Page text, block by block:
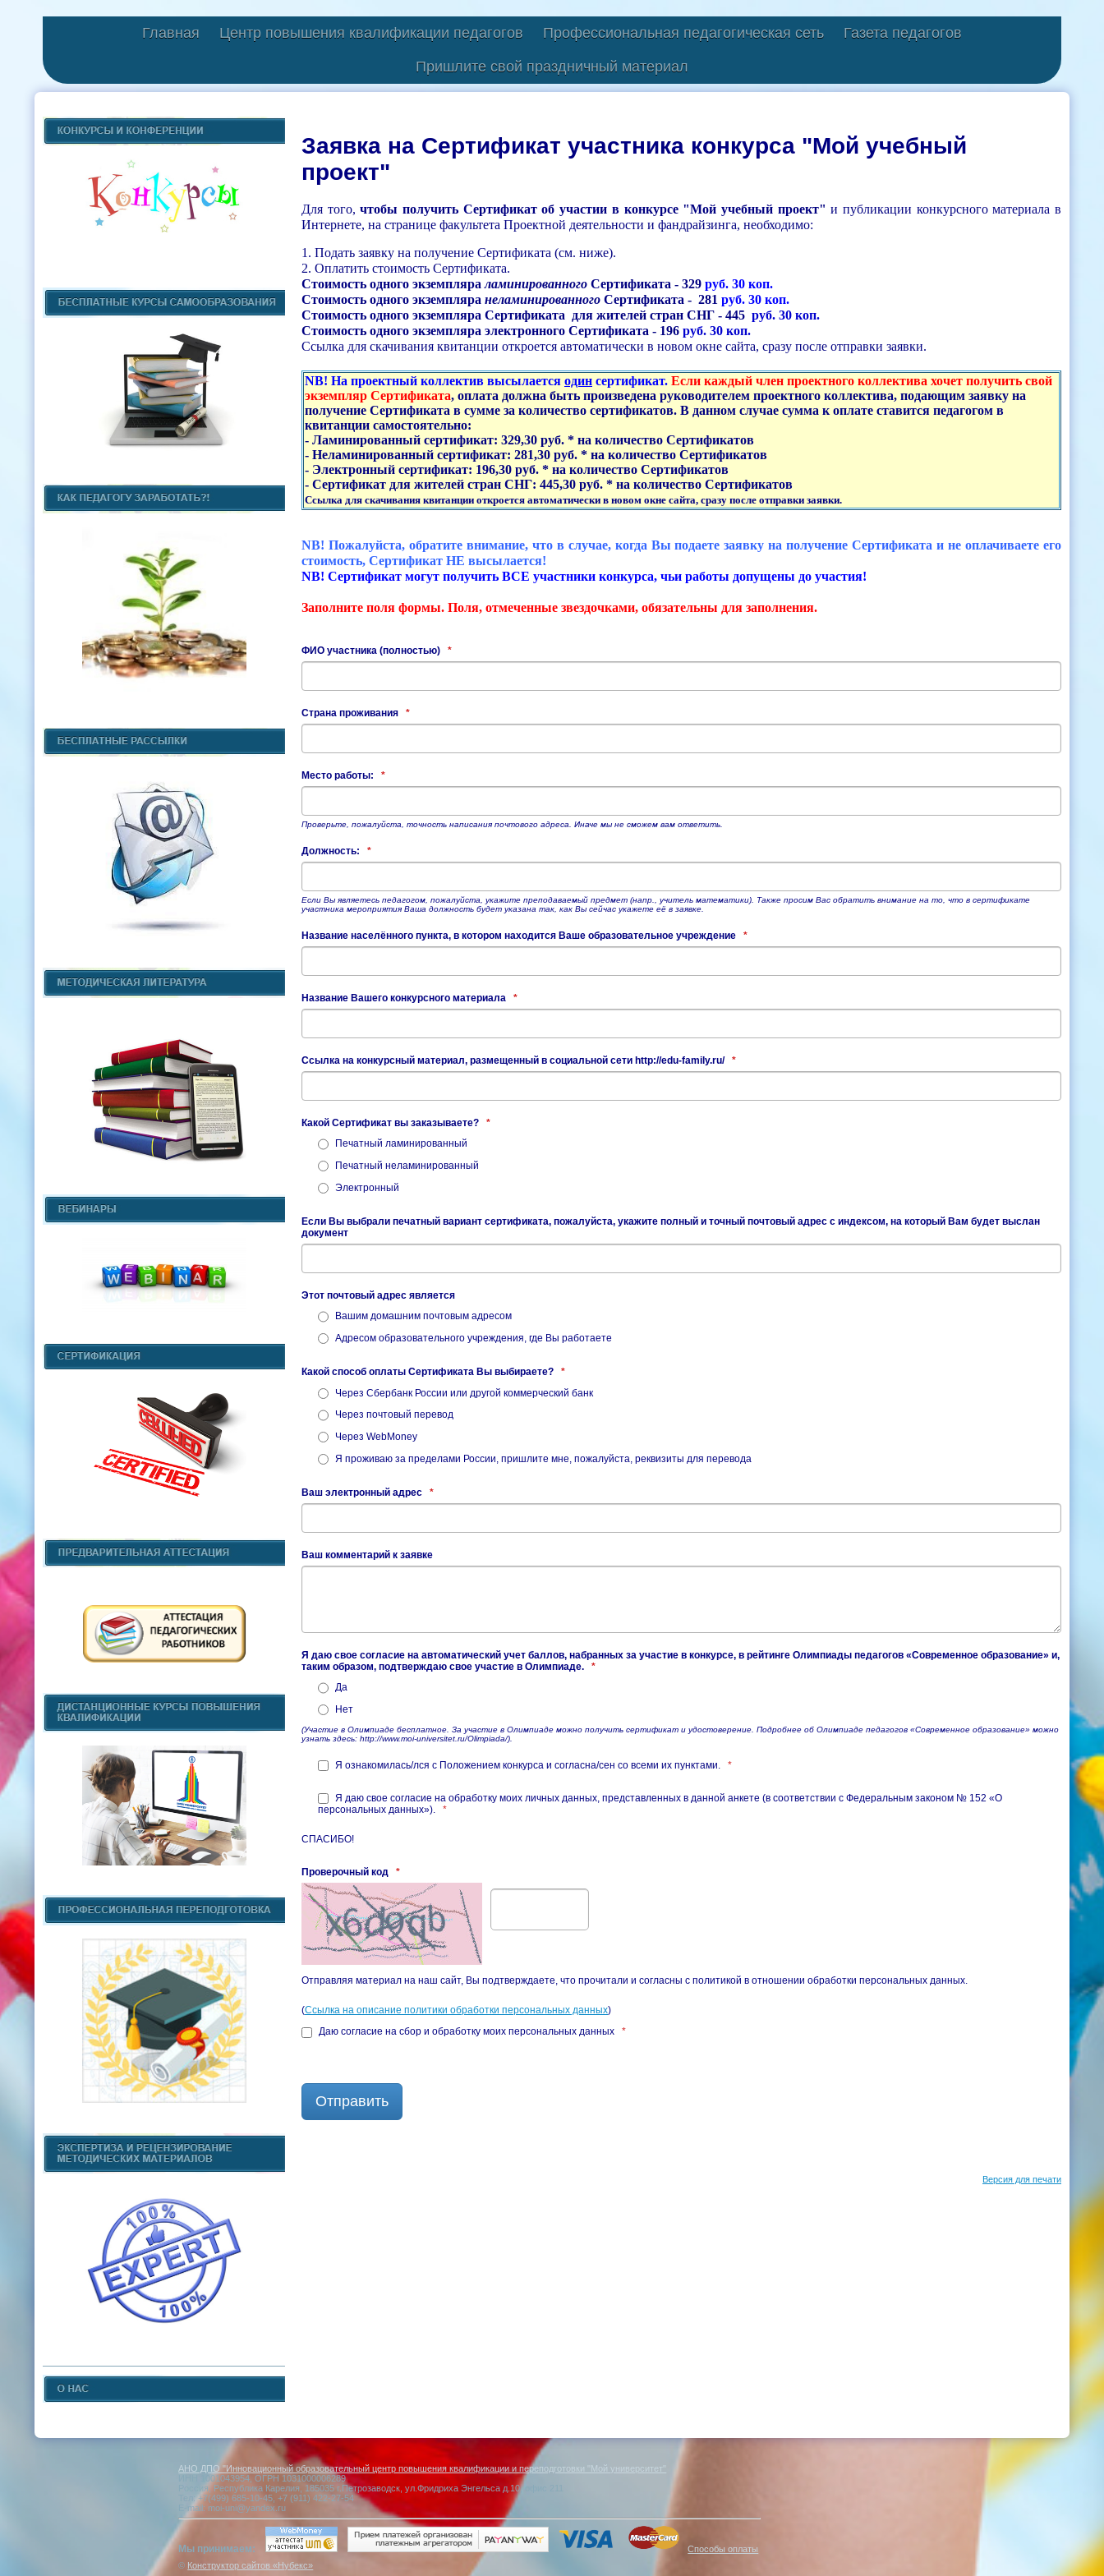
Главная Центр повышения квалификации педагогов Профессиональная педагогическая сеть Газета педагогов
Пришлите свой праздничный материал
Заявка на Сертификат участника конкурса "Мой учебный
проект"
Для того,чтобы получить Сертификат об участии в конкурсе "Мой учебный проект"и публикации конкурсного материала в
Интернете, на странице факультета Проектной деятельности и фандрайзинга, необходимо:
1. Подать заявку на получение Сертификата (см. ниже).
2. Оплатить стоимость Сертификата.
Стоимость одного экземпляраламинированного Сертификата - 329 руб. 30 коп.
Стоимость одного экземпляра неламинированного Сертификата - 281 руб. 30 коп.
Стоимость одного экземпляра Сертификата для жителей стран СНГ - 445 руб. 30 коп.
Стоимость одного экземпляра электронного Сертификата - 196 руб. 30 коп.
Ссылка для скачивания квитанции откроется автоматически в новом окне сайта, сразу после отправки заявки.
NB! На проектный коллектив высылается один сертификат. Если каждый член проектного коллектива хочет получить свой
экземпляр Сертификата, оплата должна быть произведена руководителем проектного коллектива, подающим заявку на
получение Сертификата в сумме за количество сертификатов. В данном случае сумма к оплате ставится педагогом в
квитанции самостоятельно:
- Ламинированный сертификат: 329,30 руб. * на количество Сертификатов
- Неламинированный сертификат: 281,30 руб. * на количество Сертификатов
- Электронный сертификат: 196,30 руб. * на количество Сертификатов
- Сертификат для жителей стран СНГ: 445,30 руб. * на количество Сертификатов
Ссылка для скачивания квитанции откроется автоматически в новом окне сайта, сразу после отправки заявки.
NB! Пожалуйста, обратите внимание, что в случае, когда Вы подаете заявку на получение Сертификата и не оплачиваете его
стоимость, Сертификат НЕ высылается!
NB! Сертификат могут получить ВСЕ участники конкурса, чьи работы допущены до участия!
Заполните поля формы. Поля, отмеченные звездочками, обязательны для заполнения.
ФИО участника (полностью) *
Страна проживания *
Место работы: *
Проверьте, пожалуйста, точность написания почтового адреса. Иначе мы не сможем вам ответить.
Должность: *
Если Вы являетесь педагогом, пожалуйста, укажите преподаваемый предмет (напр., учитель математики). Также просим Вас обратить внимание на то, что в сертификате
участника мероприятия Ваша должность будет указана так, как Вы сейчас укажете её в заявке.
Название населённого пункта, в котором находится Ваше образовательное учреждение *
Название Вашего конкурсного материала *
Ссылка на конкурсный материал, размещенный в социальной сети http://edu-family.ru/ *
Какой Сертификат вы заказываете?
*
Печатный ламинированный
Печатный неламинированный
Электронный
Если Вы выбрали печатный вариант сертификата, пожалуйста, укажите полный и точный почтовый адрес с индексом, на который Вам будет выслан
документ
Этот почтовый адрес является
Вашим домашним почтовым адресом
Адресом образовательного учреждения, где Вы работаете
Какой способ оплаты Сертификата Вы выбираете?
*
Через Сбербанк России или другой коммерческий банк
Через почтовый перевод
Через WebMoney
Я проживаю за пределами России, пришлите мне, пожалуйста, реквизиты для перевода
Ваш электронный адрес *
Ваш комментарий к заявке
Я даю свое согласие на автоматический учет баллов, набранных за участие в конкурсе, в рейтинге Олимпиады педагогов «Современное образование» и,
таким образом, подтверждаю свое участие в Олимпиаде.
*
Да
Нет
(Участие в Олимпиаде бесплатное. За участие в Олимпиаде можно получить сертификат и удостоверение. Подробнее об Олимпиаде педагогов «Современное образование» можно
узнать здесь: http://www.moi-universitet.ru/Olimpiada/).
Я ознакомилась/лся с Положением конкурса и согласна/сен со всеми их пунктами. *
Я даю свое согласие на обработку моих личных данных, представленных в данной анкете (в соответствии с Федеральным законом № 152 «О
персональных данных»).
*
СПАСИБО!
Проверочный код *
Отправляя материал на наш сайт, Вы подтверждаете, что прочитали и согласны с политикой в отношении обработки персональных данных.
(Ссылка на описание политики обработки персональных данных)
Даю согласие на сбор и обработку моих персональных данных
*
Отправить
Версия для печати
АНО ДПО "Инновационный образовательный центр повышения квалификации и переподготовки "Мой университет"
ИНН 1001043954, ОГРН 1031000006289
Россия, Республика Карелия, 185035 г.Петрозаводск, ул.Фридриха Энгельса д.10, офис 211
Тел: +7(499) 685-10-45, +7 (911) 422-27-54
E-mail: moi-uni@yandex.ru
Мы принимаем:
Способы оплаты
© Конструктор сайтов «Нубекс»